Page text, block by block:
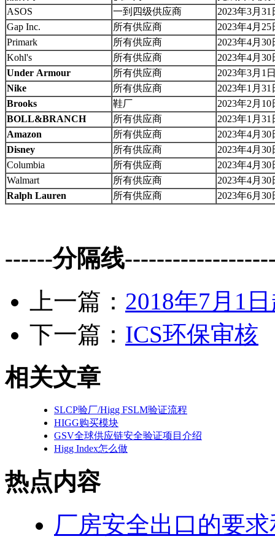
ASOS
一到四级供应商
2023年3月31
Gap Inc.
所有供应商
2023年4月25
Primark
所有供应商
2023年4月30
Kohl's
所有供应商
2023年4月30
Under Armour 所有供应商
2023年3月1
Nike
所有供应商
2023年1月31
Brooks
鞋厂
2023年2月10
BOLL&BRANCH
所有供应商
2023年1月31
Amazon
所有供应商
2023年4月30
Disney
所有供应商
2023年4月30
Columbia
所有供应商
2023年4月30
Walmart
所有供应商
2023年4月30
Ralph Lauren 所有供应商 2023年6月30
------分隔线
上一篇： 2018年7月1
下一篇： ICS环保审核
相关文章
SLCP验厂/Higg FSLM验证流程
HIGG购买模块
GSV全球供应链安全验证项目介绍
Higg Index怎么做
热点内容
厂房安全出口的要